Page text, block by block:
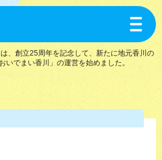
toggle
は、創立25周年を記念して、新たに地元香川の
いでまい香川」の運営を始めました。